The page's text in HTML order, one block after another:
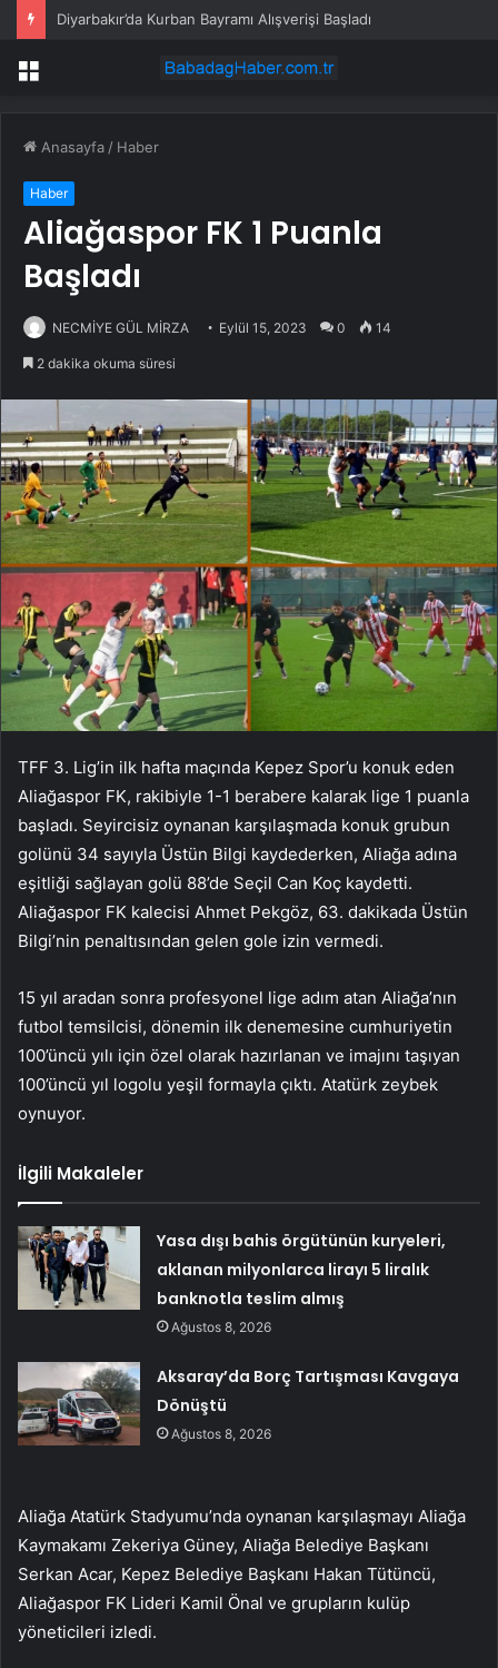
Diyarbakır’da Kurban Bayramı Alışverişi Başladı
Menü
Anasayfa / Haber
Haber
Aliağaspor FK 1 Puanla
Başladı
NECMİYE GÜL MİRZA Eylül 15, 2023 0 14
2 dakika okuma süresi
TFF 3. Lig’in ilk hafta maçında Kepez Spor’u konuk eden
Aliağaspor FK, rakibiyle 1-1 berabere kalarak lige 1 puanla
başladı. Seyircisiz oynanan karşılaşmada konuk grubun
golünü 34 sayıyla Üstün Bilgi kaydederken, Aliağa adına
eşitliği sağlayan golü 88’de Seçil Can Koç kaydetti.
Aliağaspor FK kalecisi Ahmet Pekgöz, 63. dakikada Üstün
Bilgi’nin penaltısından gelen gole izin vermedi.
15 yıl aradan sonra profesyonel lige adım atan Aliağa’nın
futbol temsilcisi, dönemin ilk denemesine cumhuriyetin
100’üncü yılı için özel olarak hazırlanan ve imajını taşıyan
100’üncü yıl logolu yeşil formayla çıktı. Atatürk zeybek
oynuyor.
İlgili Makaleler
Yasa dışı bahis örgütünün kuryeleri,
aklanan milyonlarca lirayı 5 liralık
banknotla teslim almış
Ağustos 8, 2026
Aksaray’da Borç Tartışması Kavgaya
Dönüştü
Ağustos 8, 2026
Aliağa Atatürk Stadyumu’nda oynanan karşılaşmayı Aliağa
Kaymakamı Zekeriya Güney, Aliağa Belediye Başkanı
Serkan Acar, Kepez Belediye Başkanı Hakan Tütüncü,
Aliağaspor FK Lideri Kamil Önal ve grupların kulüp
yöneticileri izledi.